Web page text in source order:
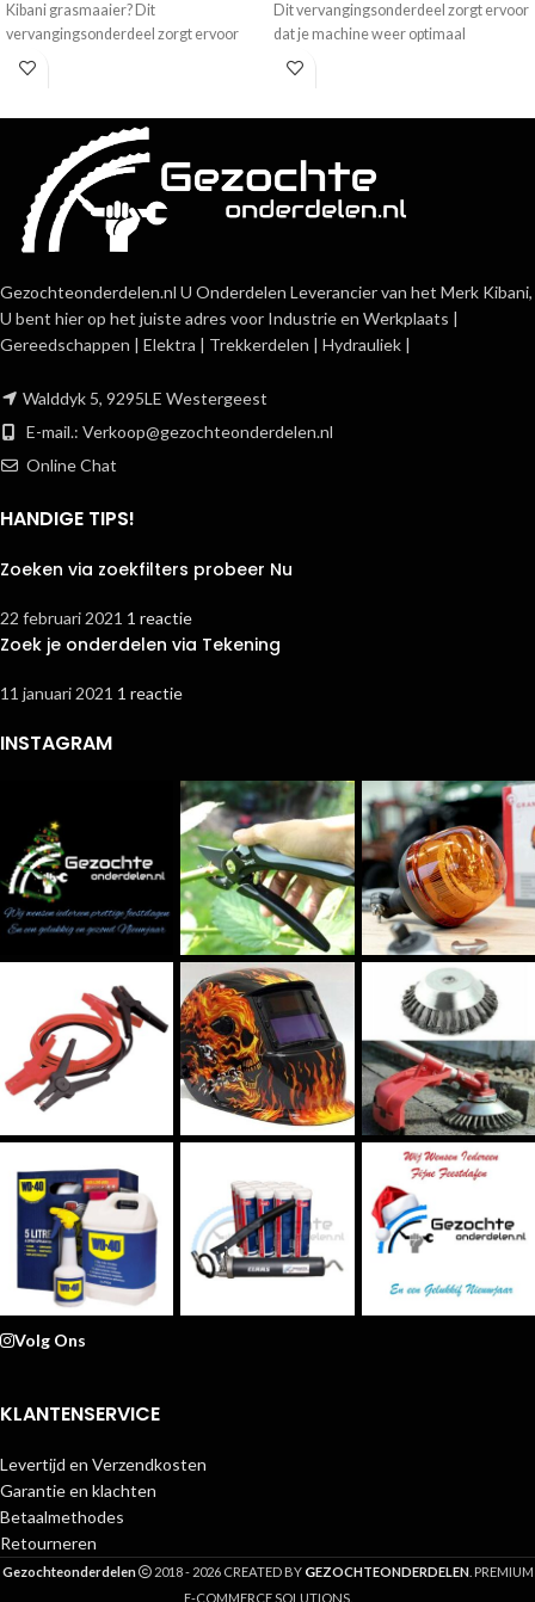
Kibani grasmaaier? Dit
vervangingsonderdeel zorgt ervoor
dat je machine weer optimaal
Dit vervangingsonderdeel zorgt ervoor
dat je machine weer optimaal
functioneert. Scherp geprijsd en snel
Gezochteonderdelen.nl U Onderdelen Leverancier van het Merk Kibani,
U bent hier op het juiste adres voor Industrie en Werkplaats |
Gereedschappen | Elektra | Trekkerdelen | Hydrauliek |
Walddyk 5, 9295LE Westergeest
E-mail.: Verkoop@gezochteonderdelen.nl
Online Chat
HANDIGE TIPS!
Zoeken via zoekfilters probeer Nu
22 februari 2021 1 reactie
Zoek je onderdelen via Tekening
11 januari 2021 1 reactie
INSTAGRAM
Volg Ons
KLANTENSERVICE
Levertijd en Verzendkosten
Garantie en klachten
Betaalmethodes
Retourneren
Gezochteonderdelen 2018 - 2026 CREATED BY GEZOCHTEONDERDELEN. PREMIUM
E-COMMERCE SOLUTIONS.